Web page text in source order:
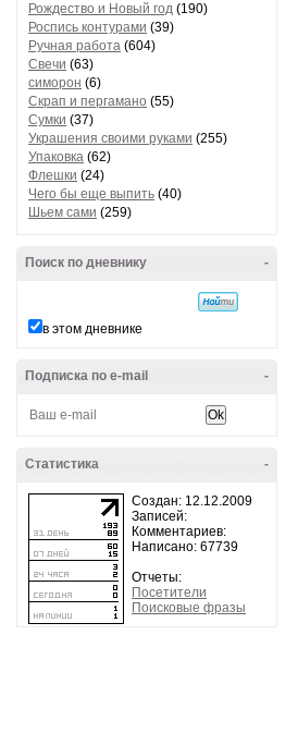
Рождество и Новый год (190)
Роспись контурами (39)
Ручная работа (604)
Свечи (63)
симорон (6)
Скрап и пергамано (55)
Сумки (37)
Украшения своими руками (255)
Упаковка (62)
Флешки (24)
Чего бы еще выпить (40)
Шьем сами (259)
-
Поиск по дневнику
в этом дневнике
-
Подписка по e-mail
-
Статистика
Создан: 12.12.2009
Записей:
Комментариев:
Написано: 67739
Отчеты:
Посетители
Поисковые фразы